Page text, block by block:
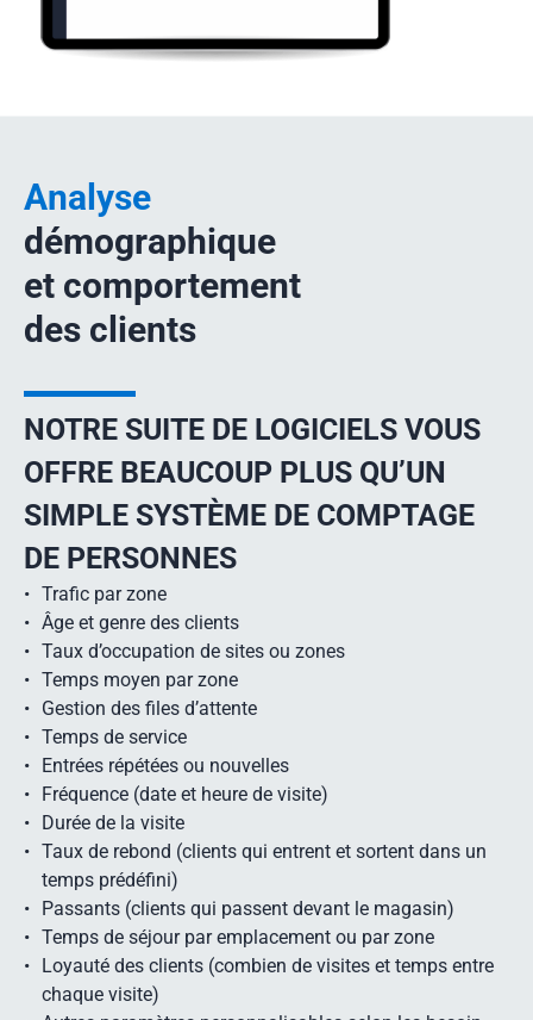
Analyse
démographique
et comportement
des clients
NOTRE SUITE DE LOGICIELS VOUS
OFFRE BEAUCOUP PLUS QU’UN
SIMPLE SYSTÈME DE COMPTAGE
DE PERSONNES
Trafic par zone
Âge et genre des clients
Taux d’occupation de sites ou zones
Temps moyen par zone
Gestion des files d’attente
Temps de service
Entrées répétées ou nouvelles
Fréquence (date et heure de visite)
Durée de la visite
Taux de rebond (clients qui entrent et sortent dans un
temps prédéfini)
Passants (clients qui passent devant le magasin)
Temps de séjour par emplacement ou par zone
Loyauté des clients (combien de visites et temps entre
chaque visite)